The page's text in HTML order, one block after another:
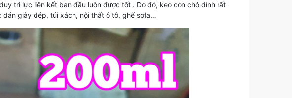
trì lực liên kết ban đầu luôn được tốt . Do đó, keo con chó dính rất
giày dép, túi xách, nội thất ô tô, ghế sofa…